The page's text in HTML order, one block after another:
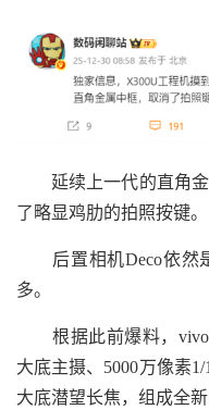
延续上一代的直角金
了略显鸡肋的拍照按键。
后置相机Deco依然
多。
根据此前爆料，vivo
大底主摄、5000万像素
大底潜望长焦，组成全